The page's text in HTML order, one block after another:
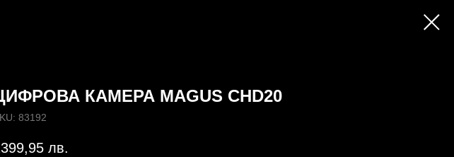
КАМЕРА MAGUS CHD20
83192
лв.